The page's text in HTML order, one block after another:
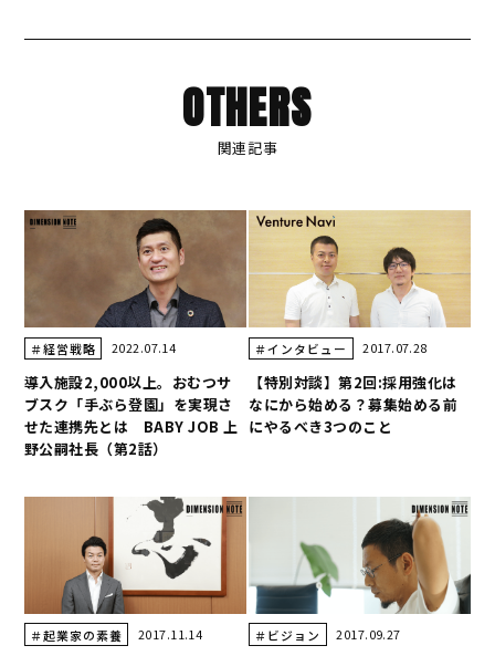
OTHERS
関連記事
＃経営戦略 2022.07.14
導入施設2,000以上。おむつサ
ブスク「手ぶら登園」を実現さ
せた連携先とは BABY JOB 上
野公嗣社長（第2話）
＃インタビュー 2017.07.28
【特別対談】第2回:採用強化は
なにから始める？募集始める前
にやるべき3つのこと
＃起業家の素養 2017.11.14 ＃ビジョン 2017.09.27